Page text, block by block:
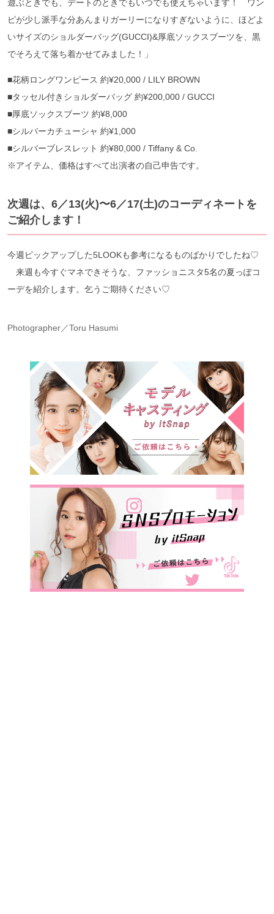
遊ぶときでも、デートのときでもいつでも使えちゃいます！ ワン
ピが少し派手な分あんまりガーリーになりすぎないように、ほどよ
いサイズのショルダーバッグ(GUCCI)&厚底ソックスブーツを、黒
でそろえて落ち着かせてみました！」
■花柄ロングワンピース 約¥20,000 / LILY BROWN
■タッセル付きショルダーバッグ 約¥200,000 / GUCCI
■厚底ソックスブーツ 約¥8,000
■シルバーカチューシャ 約¥1,000
■シルバーブレスレット 約¥80,000 / Tiffany & Co.
※アイテム、価格はすべて出演者の自己申告です。
次週は、6／13(火)〜6／17(土)のコーディネートを
ご紹介します！
今週ピックアップした5LOOKも参考になるものばかりでしたね♡
来週も今すぐマネできそうな、ファッショニスタ5名の夏っぽコ
ーデを紹介します。乞うご期待ください♡
Photographer／Toru Hasumi